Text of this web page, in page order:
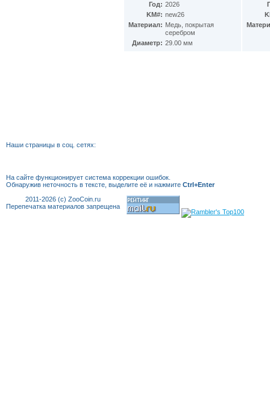
Год: 2026
KM#: new26
Материал: Медь, покрытая
серебром
Диаметр: 29.00 мм
Наши страницы в соц. сетях:
2011-2026 (c) ZooCoin.ru
Перепечатка материалов запрещена
На сайте функционирует система коррекции ошибок.
Обнаружив неточность в тексте, выделите её и нажмите Ctrl+Enter